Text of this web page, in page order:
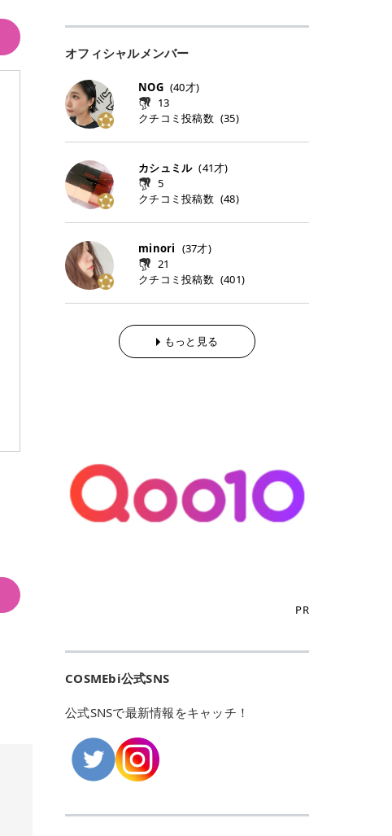
キンケアを行います。 乾燥が気にな
パックとして使用するのもおすすめ
こからは、保湿ケアや肌荒れケア、
毛穴ケアなど目的別におすすめのト
ナーパッドをご紹介します。 毎日使
ャルケアにぴったりなトナーパッド
まで厳選しました。 1. MEDICUBE
PDRNピンクコラーゲンゲルトナー
パッド 「うるおいとハリ感をサポー
トし、なめらかな肌へ導く高密着ゲ
ルパッド」 PDRNやコラーゲン成分
る肌をしっとり整えるゲルタイプの
トナーパッド。密着力が高く、スキ
ンケアの土台ケアとして取り入れや
見るQoo10での購入はこちら 2. BIO
DANCE コラーゲンゲルトナーパッ
ド 「うるおいを与えながら肌をやわ
らかく整える保湿ケアパッド」 ゲル
「ゆらぎやすい肌をすこやかに整え
るカーミングケアパッド」 ツボクサ
エキス（保湿成分）配合で、肌荒れ
や赤みが気になる肌をやさしく整え
テンを含むにんじん由来成分で、乾
るQoo10での購入はこちら 5. ANU
グパッド 「うるおいを与えながら肌
のキメを整えるバランスケアパッ
で、肌にうるおいを与えながらキメ
を整え、すこやかな肌状態へ導くデ
イリーケアアイテムです。 *1 チャ
MEDIHEAL PDRNリフティングパッ
ます。 なお、医療脱毛は保険がきか
ない自由診療なので、クリニックに
います。だからこそ、しっかり比較
して選ぶことが大切なのです。 医療
脱毛の「熱破壊式」と「蓄熱式」と
式」の2種類があり、それぞれ得意
な毛質が違います。 * 熱破壊式 高
出力のレーザーをバチッ！と当て
て、毛根の発毛組織に向けてレーザ
ーを照射します。ワキやVIOのよう
す！その分、輪ゴムで弾かれたよう
な強い痛みを感じやすい傾向があり
ます。 * 蓄熱式 低出力のレーザー
わじわ熱を伝える方式です。急激な
熱さを感じにくく、痛みや肌への負
担を抑えやすいのが嬉しいポイン
こからは、東京で人気のフレイアク
リニック・レジーナクリニック・エ
ミナルクリニック・リゼクリニック
の4院について、おすすめのポイン
ンケート 対象期間：2024/12/11～2
谷、銀座など7院があり、どこも駅
21時まで開いているので、お仕事や
です。 ♡クイックプラン 時間をか
けてしっかり脱毛。割引制度や保証
サービスは充実！ 全身＋VIO 52,80
0円(税込) 5回コース 所要時間が60
分で完了 全身＋VIO＋顔 94,600円
(税込) 5回コース 36箇所の脱毛が可
リニックのお得な割引・キャンペー
で割引 ・ペア限定プラン｜家族や友
人と一緒にスタートできる ・他社か
らの「のりかえ」や「お友だち紹
介」も！ 6. 予約から脱毛施術まで
のステップ ・無料カウンセリングの
ち物 ・医師の問診とプラン提案 ・
施術当日の流れと次回予約の取り方
7. 店舗一覧と美容医療メニュー ・
の店舗一覧 ・脱毛だけじゃない！美
容医療メニュー 8. まとめ ｜エミナ
ルクリニックの魅力とは？選ばれる
3つの特徴 ※1 開業2019年3月20日
～2026年6月30日時点(医療脱毛、
ハイフ、ダーマペン、美容点滴、医
りたいけど、痛いのはイヤだし、通
う時間もない…」医療脱毛にそんな
ハードルを感じていませんか？エミ
カリしたくありませんよね。エミナ
ルクリニックなら、最短1ヶ月ペー
スで通えるため、最短6ヶ月の全身
脱毛プランを選ぶことができます！
ルは強い味方。北海道から沖縄まで
こも駅チカの好立地なんです。しか
い毎日でも無理なく予定に組み込め
なります）。 そして嬉しいのが、施
術室がカーテン仕切りではなくドア
付きの完全個室になっていること！
女性専用のプライベート空間なの
して施術を受けられます。 痛みに配
ニュートラルな発色で、肌色を選び
落ち着いた印象に仕上がり、オン・
いめメイクにもカジュアルメイクに
もマッチします。 ラズベリーケーキ
｜甘く可愛いモーヴピンク 鮮やかな
青みを感じるラズベリーピンク。 フ
ェミニンな雰囲気を演出できる可愛
てながら、甘さのある印象に。 韓国
メイクやピンクメイクとも相性抜群
です。 フルーツオレ｜ピュア感あふ
くふんわり発色し、粘膜リップのよ
うな仕上がりになります。 柔らかく
可愛らしい印象になり、毎日使いた
くなるナチュラルカラー。 スクール
メイクやオフィスメイクにもおすす
ン｜上品なピンクベージュ 黄みを抑
えたクリーミーなピンクベージュ。
ほんのり青みを感じる絶妙なカラー
ント おすすめパーソナルカラー 02
モモ イエベ春・ブルベ夏 03 ワイン
ベリー ブルベ冬 05 フィグピューレ
ブルベ夏・イエベ春 06 ラズベリー
チュラルメイクなら「02 モモ」 自
トロベリーボンボン」 上品で落ち着
やすい万能カラーなら「05 フィグ
気カラーです。 韓国メイク・透明感
青みピンクが透明感を引き立てま
す。 イエベ春なら「07 フルーツオ
レ」 やわらかく可愛らしい印象に仕
ント処方のため、塗布後は色が定着
も上品で使いやすい色ですね。すも
いるので華やかそうに見えるけど、
> > スキンケア成分が配合されてい
て保湿もしっかりしてくれます。最
近、乾燥していた唇がプルンと見え
アイテム詳細を見るQoo10でのご購
柳屋（ヤナギヤ）「柳屋 あんず
油」 👑「柳屋 あんず油」の特徴 1
00％植物由来の「柳屋 あんず油」
だけでなく、ボディケア・ネイルケ
アなど幅広く保湿ケア。 実際に使用
した方のクチコミ > 5 > 1本あると
> ──────────── > > 100%植
でいてパサついているので > オイル
は必需品です > > 少しとろみがある
> あんずのほのかに甘い香りがしま
すが > 強くないのでいつでも使える
印象です > > 1本持っていると髪だ
けではなくボディやネイルケアにも
ある目もとをかなえる、フォルム整
ばゆく発色し、光の効果で目もとが
使用した方のクチコミ > 5 > 鮮やか
る目もとを作れるアイシャドウ♡ >
パウダータイプなのに粉っぽさがな
くぴたっと密着♡発色が良くて煌め
体感を出せます✨ > > カラーの名前
イ活初心者でも始めやすいのが魅力
段よく使っているコスメ通販サイト
けでポイントが貯まるのが大きな魅
力です✨ 例えば、、、 ・メガ割の
タイミングで利用することが多いQ
＠cosme ・韓国コスメをチェック
する際によく見るOLIVE YOUNG GL
OBAL など、すでに使い慣れている
サイトが対象になっている場合も多
く、お買い物の内容や流れを変える
必要はありません。 「どうせ買う予
ドを経由するだけで、ポイントも一
緒に受け取れる、そんな手軽さがあ
ります✨ またトラミーリワードに
・1ポイント＝1円でわかりやすい
・選べるe-GIFT・Amazonギフト
券・ドットマネーなどに交換できる
・トラミー会員なら無料で利用でき
ビッグセール「メガ割」では、20%
OFFクーポンなどを使って、SNSで
バズっている美容液やパック、限定
の豪華キットをどこよりもお得にゲ
は、2,000万件を超える圧倒的なボ
能にあります。 自分の年齢や肌質
（乾燥肌・敏感肌など）、あるいは
に合わせてクチコミを絞り込めるた
め、自分に本当に合うコスメを失敗
せずに見つけられる美容の羅針盤と
スメアワード（ベスコス）」は、日
オフィシャルメンバー
NOG (40才)
13
クチコミ投稿数 (35)
カシュミル (41才)
5
クチコミ投稿数 (48)
minori (37才)
21
クチコミ投稿数 (401)
もっと見る
PR
COSMEbi公式SNS
公式SNSで最新情報をキャッチ！